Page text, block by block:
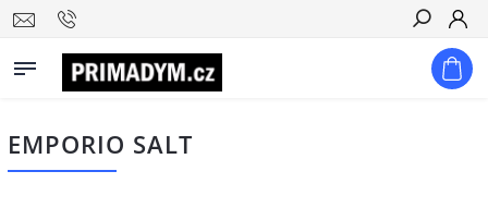
Hledat
EMPORIO SALT